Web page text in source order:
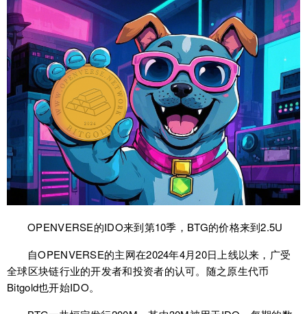
OPENVERSE的IDO来到第10季，BTG的价格来到2.5U
自OPENVERSE的主网在2024年4月20日上线以来，广受
全球区块链行业的开发者和投资者的认可。随之原生代币
Bitgold也开始IDO。